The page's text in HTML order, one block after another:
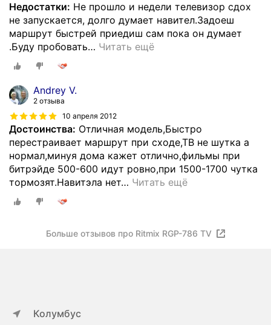
Недостатки: Не прошло и недели телевизор сдох
не запускается, долго думает навител.Задоеш
маршрут быстрей приедиш сам пока он думает
.Буду пробовать… Читать ещё
Andrey V.
2 отзыва
10 апреля 2012
Достоинства: Отличная модель,Быстро
перестраивает маршрут при сходе,ТВ не шутка а
нормал,минуя дома кажет отлично,фильмы при
битрэйде 500-600 идут ровно,при 1500-1700 чутка
тормозят.Навитэла нет… Читать ещё
Больше отзывов про Ritmix RGP-786 TV
Колумбус